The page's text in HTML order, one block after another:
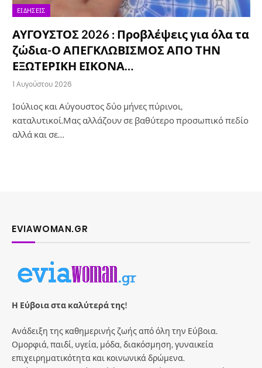
ΕΙΔΉΣΕΙΣ
ΑΥΓΟΥΣΤΟΣ 2026 : Προβλέψεις για όλα τα
ζώδια-Ο ΑΠΕΓΚΛΩΒΙΣΜΟΣ ΑΠΟ ΤΗΝ
ΕΞΩΤΕΡΙΚΗ ΕΙΚΟΝΑ…
1 Αυγούστου 2026
Ιούλιος και Αύγουστος δύο μήνες πύρινοι,
καταλυτικοί.Μας αλλάζουν σε βαθύτερο προσωπικό πεδίο
αλλά και σε…
EVIAWOMAN.GR
Η Εύβοια στα καλύτερά της!
Ανάδειξη της καθημερινής ζωής από όλη την Εύβοια.
Ομορφιά, παιδί, υγεία, μόδα, διακόσμηση, γυναικεία
επιχειρηματικότητα και κοινωνικά δρώμενα.